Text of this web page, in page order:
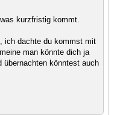
kurzfristig kommt.
ich dachte du kommst mit
man könnte dich ja
übernachten könntest auch